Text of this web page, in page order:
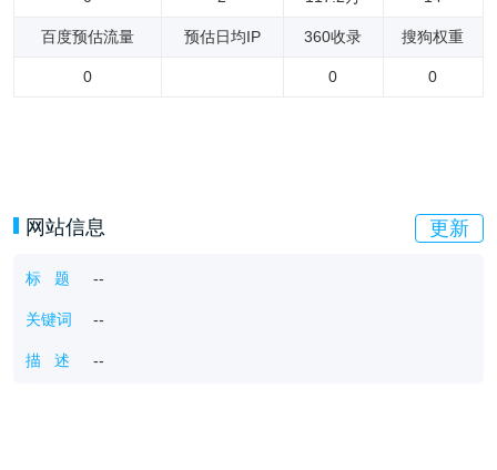
百度预估流量 预估日均IP 360收录 搜狗权重
0 0 0
网站信息 更新
标 题 --
关键词 --
描 述 --